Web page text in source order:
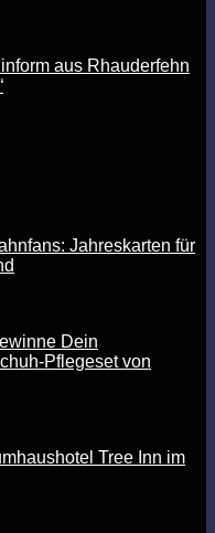
aus Rhauderfehn
Jahreskarten für
Dein
Pflegeset von
Tree Inn im